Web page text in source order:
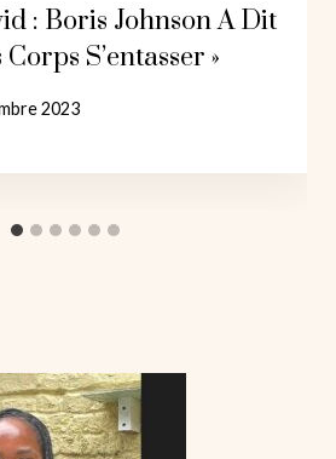
: Boris Johnson A Dit
S’entasser »
2023